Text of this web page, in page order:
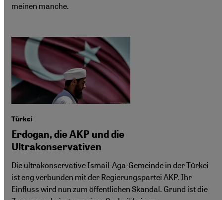
meinen manche.
Türkei
Erdogan, die AKP und die
Ultrakonservativen
Die ultrakonservative Ismail-Aga-Gemeinde in der Türkei
ist eng verbunden mit der Regierungspartei AKP. Ihr
Einfluss wird nun zum öffentlichen Skandal. Grund ist die